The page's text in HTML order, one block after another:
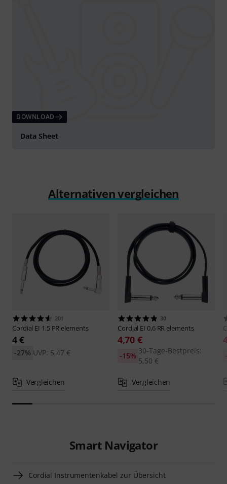
DOWNLOAD
Data Sheet
Alternativen vergleichen
201
Cordial EI 1,5 PR elements
4 €
UVP: 5,47 €
-27%
Vergleichen
30
Cordial EI 0,6 RR elements
4,70 €
30-Tage-Bestpreis:
5,50 €
-15%
Vergleichen
Smart Navigator
Cordial Instrumentenkabel zur Übersicht